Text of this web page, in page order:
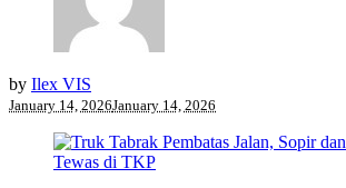
by Ilex VIS
January 14, 2026January 14, 2026